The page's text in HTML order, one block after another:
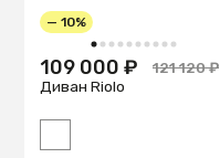
1 2 3 4 5 6 7 8 9 10
— 10%
109 000 ₽
121 120 ₽
Диван Riolo